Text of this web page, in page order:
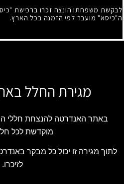
לבקשת משפחתו הונצח זכרו ברכישת
ה"כיסא" מועבר לפי הזמנה בכל הארץ.
מגירת החלל
באתר האנדרטה להנצחת חללי
מוקדשת לכל
לתוך מגירה זו יכול כל מבקר
לזיכרו.